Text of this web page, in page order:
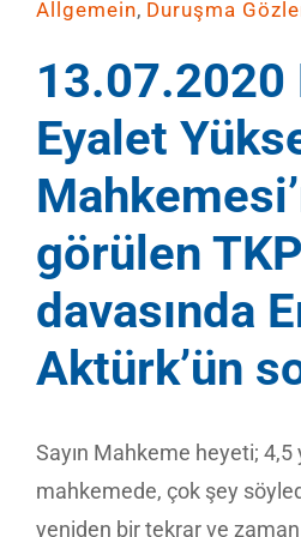
Allgemein, Duruşma
13.07.2020
Eyalet
görülen
davasında
Aktürk’ün
Sayın Mahkeme heyeti; 4,5
mahkemede, çok şey
yeniden bir tekrar ve zaman